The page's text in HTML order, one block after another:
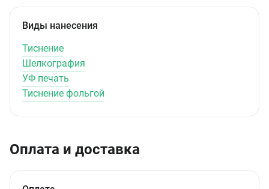
Виды нанесения
Тиснение
Шелкография
УФ печать
Тиснение фольгой
Оплата и доставка